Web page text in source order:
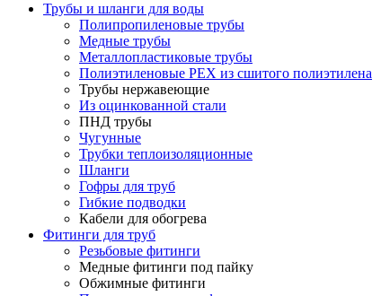
Трубы и шланги для воды
Полипропиленовые трубы
Медные трубы
Металлопластиковые трубы
Полиэтиленовые PEX из сшитого полиэтилена
Трубы нержавеющие
Из оцинкованной стали
ПНД трубы
Чугунные
Трубки теплоизоляционные
Шланги
Гофры для труб
Гибкие подводки
Кабели для обогрева
Фитинги для труб
Резьбовые фитинги
Медные фитинги под пайку
Обжимные фитинги